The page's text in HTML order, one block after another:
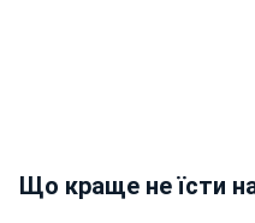
Що краще не їсти